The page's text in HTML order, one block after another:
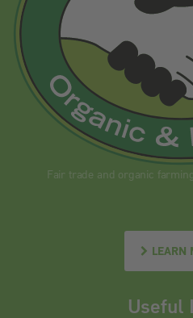
Fair trade and organic
LEARN
Useful